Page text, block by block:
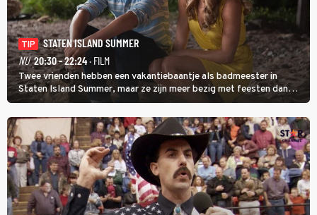
TIP
STATEN ISLAND SUMMER
NU 20:30 - 22:24· FILM
Twee vrienden hebben een vakantiebaantje als badmeester in
Staten Island Summer, maar ze zijn meer bezig met feesten dan
met werken.